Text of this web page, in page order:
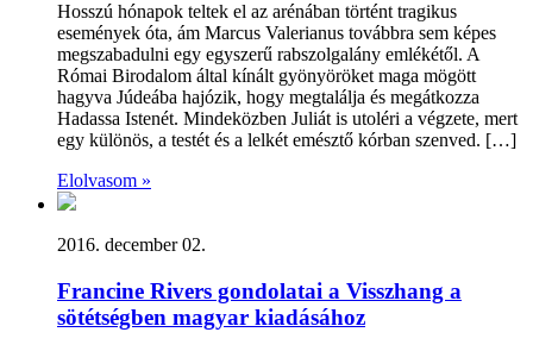
Hosszú hónapok teltek el az arénában történt tragikus
események óta, ám Marcus Valerianus továbbra sem képes
megszabadulni egy egyszerű rabszolgalány emlékétől. A
Római Birodalom által kínált gyönyöröket maga mögött
hagyva Júdeába hajózik, hogy megtalálja és megátkozza
Hadassa Istenét. Mindeközben Juliát is utoléri a végzete, mert
egy különös, a testét és a lelkét emésztő kórban szenved. […]
Elolvasom »
2016. december 02.
Francine Rivers gondolatai a Visszhang a
sötétségben magyar kiadásához